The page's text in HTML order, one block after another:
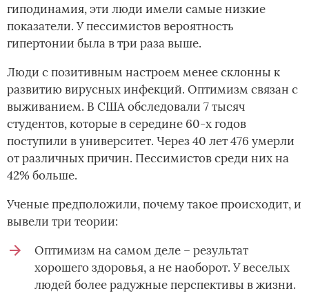
гиподинамия, эти люди имели самые низкие
показатели. У пессимистов вероятность
гипертонии была в три раза выше.
Люди с позитивным настроем менее склонны к
развитию вирусных инфекций. Оптимизм связан с
выживанием. В США обследовали 7 тысяч
студентов, которые в середине 60-х годов
поступили в университет. Через 40 лет 476 умерли
от различных причин. Пессимистов среди них на
42% больше.
Ученые предположили, почему такое происходит, и
вывели три теории:
Оптимизм на самом деле – результат
хорошего здоровья, а не наоборот. У веселых
людей более радужные перспективы в жизни.